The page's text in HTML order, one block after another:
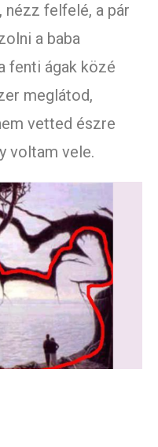
nézz felfelé, a pár
a baba
fenti ágak közé
meglátod,
vetted észre
voltam vele.